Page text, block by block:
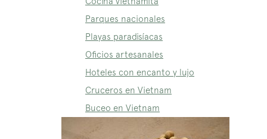
Parques nacionales
Playas paradisíacas
Oficios artesanales
Hoteles con encanto y lujo
Cruceros en Vietnam
Buceo en Vietnam